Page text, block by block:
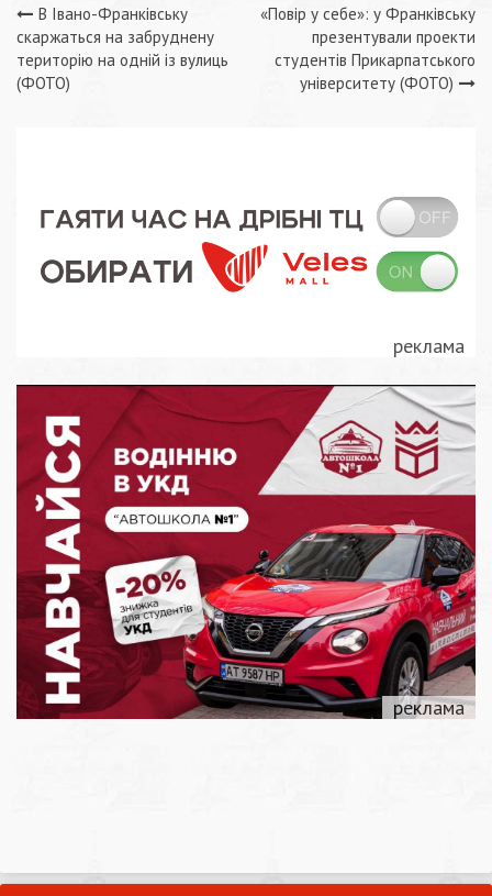
Навігація
записів
В Івано-Франківську
скаржаться на забруднену
територію на одній із вулиць
(ФОТО)
«Повір у себе»: у Франківську
презентували проекти
студентів Прикарпатського
університету (ФОТО)